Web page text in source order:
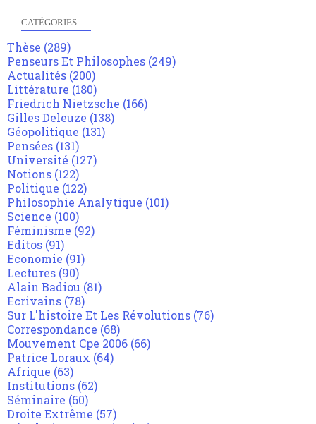
CATÉGORIES
Thèse (289)
Penseurs Et Philosophes (249)
Actualités (200)
Littérature (180)
Friedrich Nietzsche (166)
Gilles Deleuze (138)
Géopolitique (131)
Pensées (131)
Université (127)
Notions (122)
Politique (122)
Philosophie Analytique (101)
Science (100)
Féminisme (92)
Editos (91)
Economie (91)
Lectures (90)
Alain Badiou (81)
Ecrivains (78)
Sur L'histoire Et Les Révolutions (76)
Correspondance (68)
Mouvement Cpe 2006 (66)
Patrice Loraux (64)
Afrique (63)
Institutions (62)
Séminaire (60)
Droite Extrême (57)